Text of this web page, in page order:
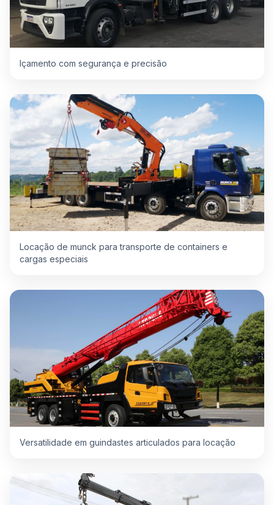
Içamento com segurança e precisão
Locação de munck para transporte de containers e
cargas especiais
Versatilidade em guindastes articulados para locação